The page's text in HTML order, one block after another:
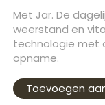
Met Jar. De
weerstand en
technologie met
opname.
Toevoegen